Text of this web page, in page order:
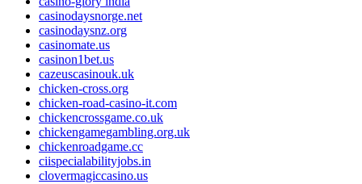
casinodaysnorge.net
casinodaysnz.org
casinomate.us
casinon1bet.us
cazeuscasinouk.uk
chicken-cross.org
chicken-road-casino-it.com
chickencrossgame.co.uk
chickengamegambling.org.uk
chickenroadgame.cc
ciispecialabilityjobs.in
clovermagiccasino.us